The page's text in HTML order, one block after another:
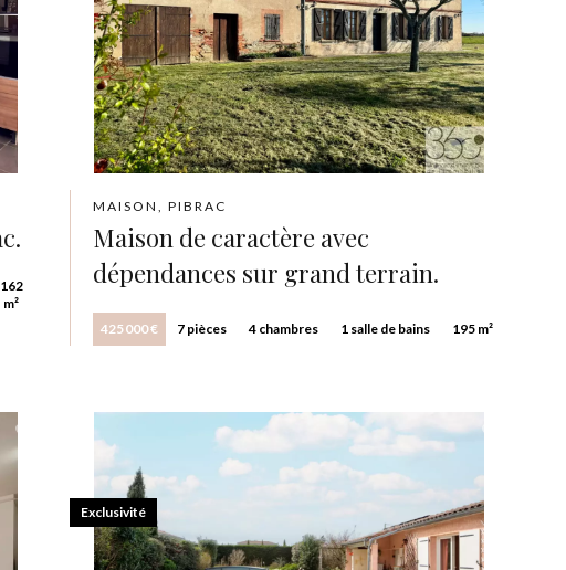
162
m²
MAISON, PIBRAC
Maison de caractère avec
dépendances sur grand terrain.
425 000 € 7 pièces 4 chambres 1 salle de bains 195 m²
Exclusivité